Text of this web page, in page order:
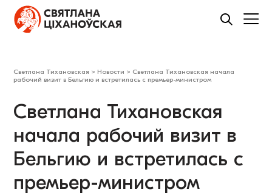
Светлана Тихановская > Новости > Светлана Тихановская начала
рабочий визит в Бельгию и встретилась с премьер-министром
Светлана Тихановская
начала рабочий визит в
Бельгию и встретилась с
премьер-министром